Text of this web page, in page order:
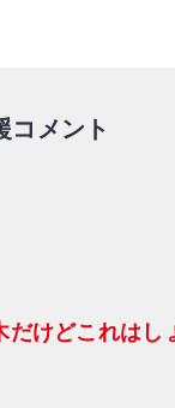
コメント
けどこれはし